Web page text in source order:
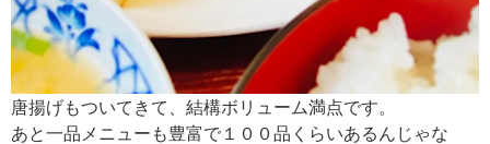
唐揚げもついてきて、結構ボリューム満点です。
あと一品メニューも豊富で１００品くらいあるんじゃな